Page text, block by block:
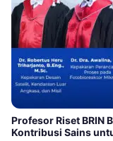
Profesor Riset BRIN
Kontribusi Sains